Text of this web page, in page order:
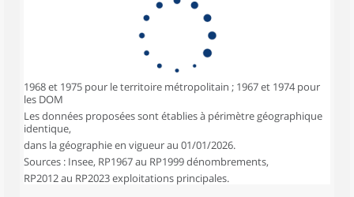
1968 et 1975 pour le territoire métropolitain ; 1967 et 1974 pour
les DOM
Les données proposées sont établies à périmètre géographique
identique,
dans la géographie en vigueur au 01/01/2026.
Sources : Insee, RP1967 au RP1999 dénombrements,
RP2012 au RP2023 exploitations principales.